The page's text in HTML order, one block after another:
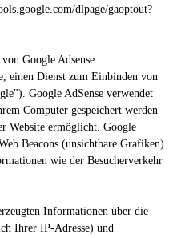
dlpage/gaoptout?
Google Adsense
einen Dienst zum Einbinden von
Google AdSense verwendet
Computer gespeichert werden
Website ermöglicht. Google
Beacons (unsichtbare Grafiken).
wie der Besucherverkehr
Informationen über die
Ihrer IP-Adresse) und